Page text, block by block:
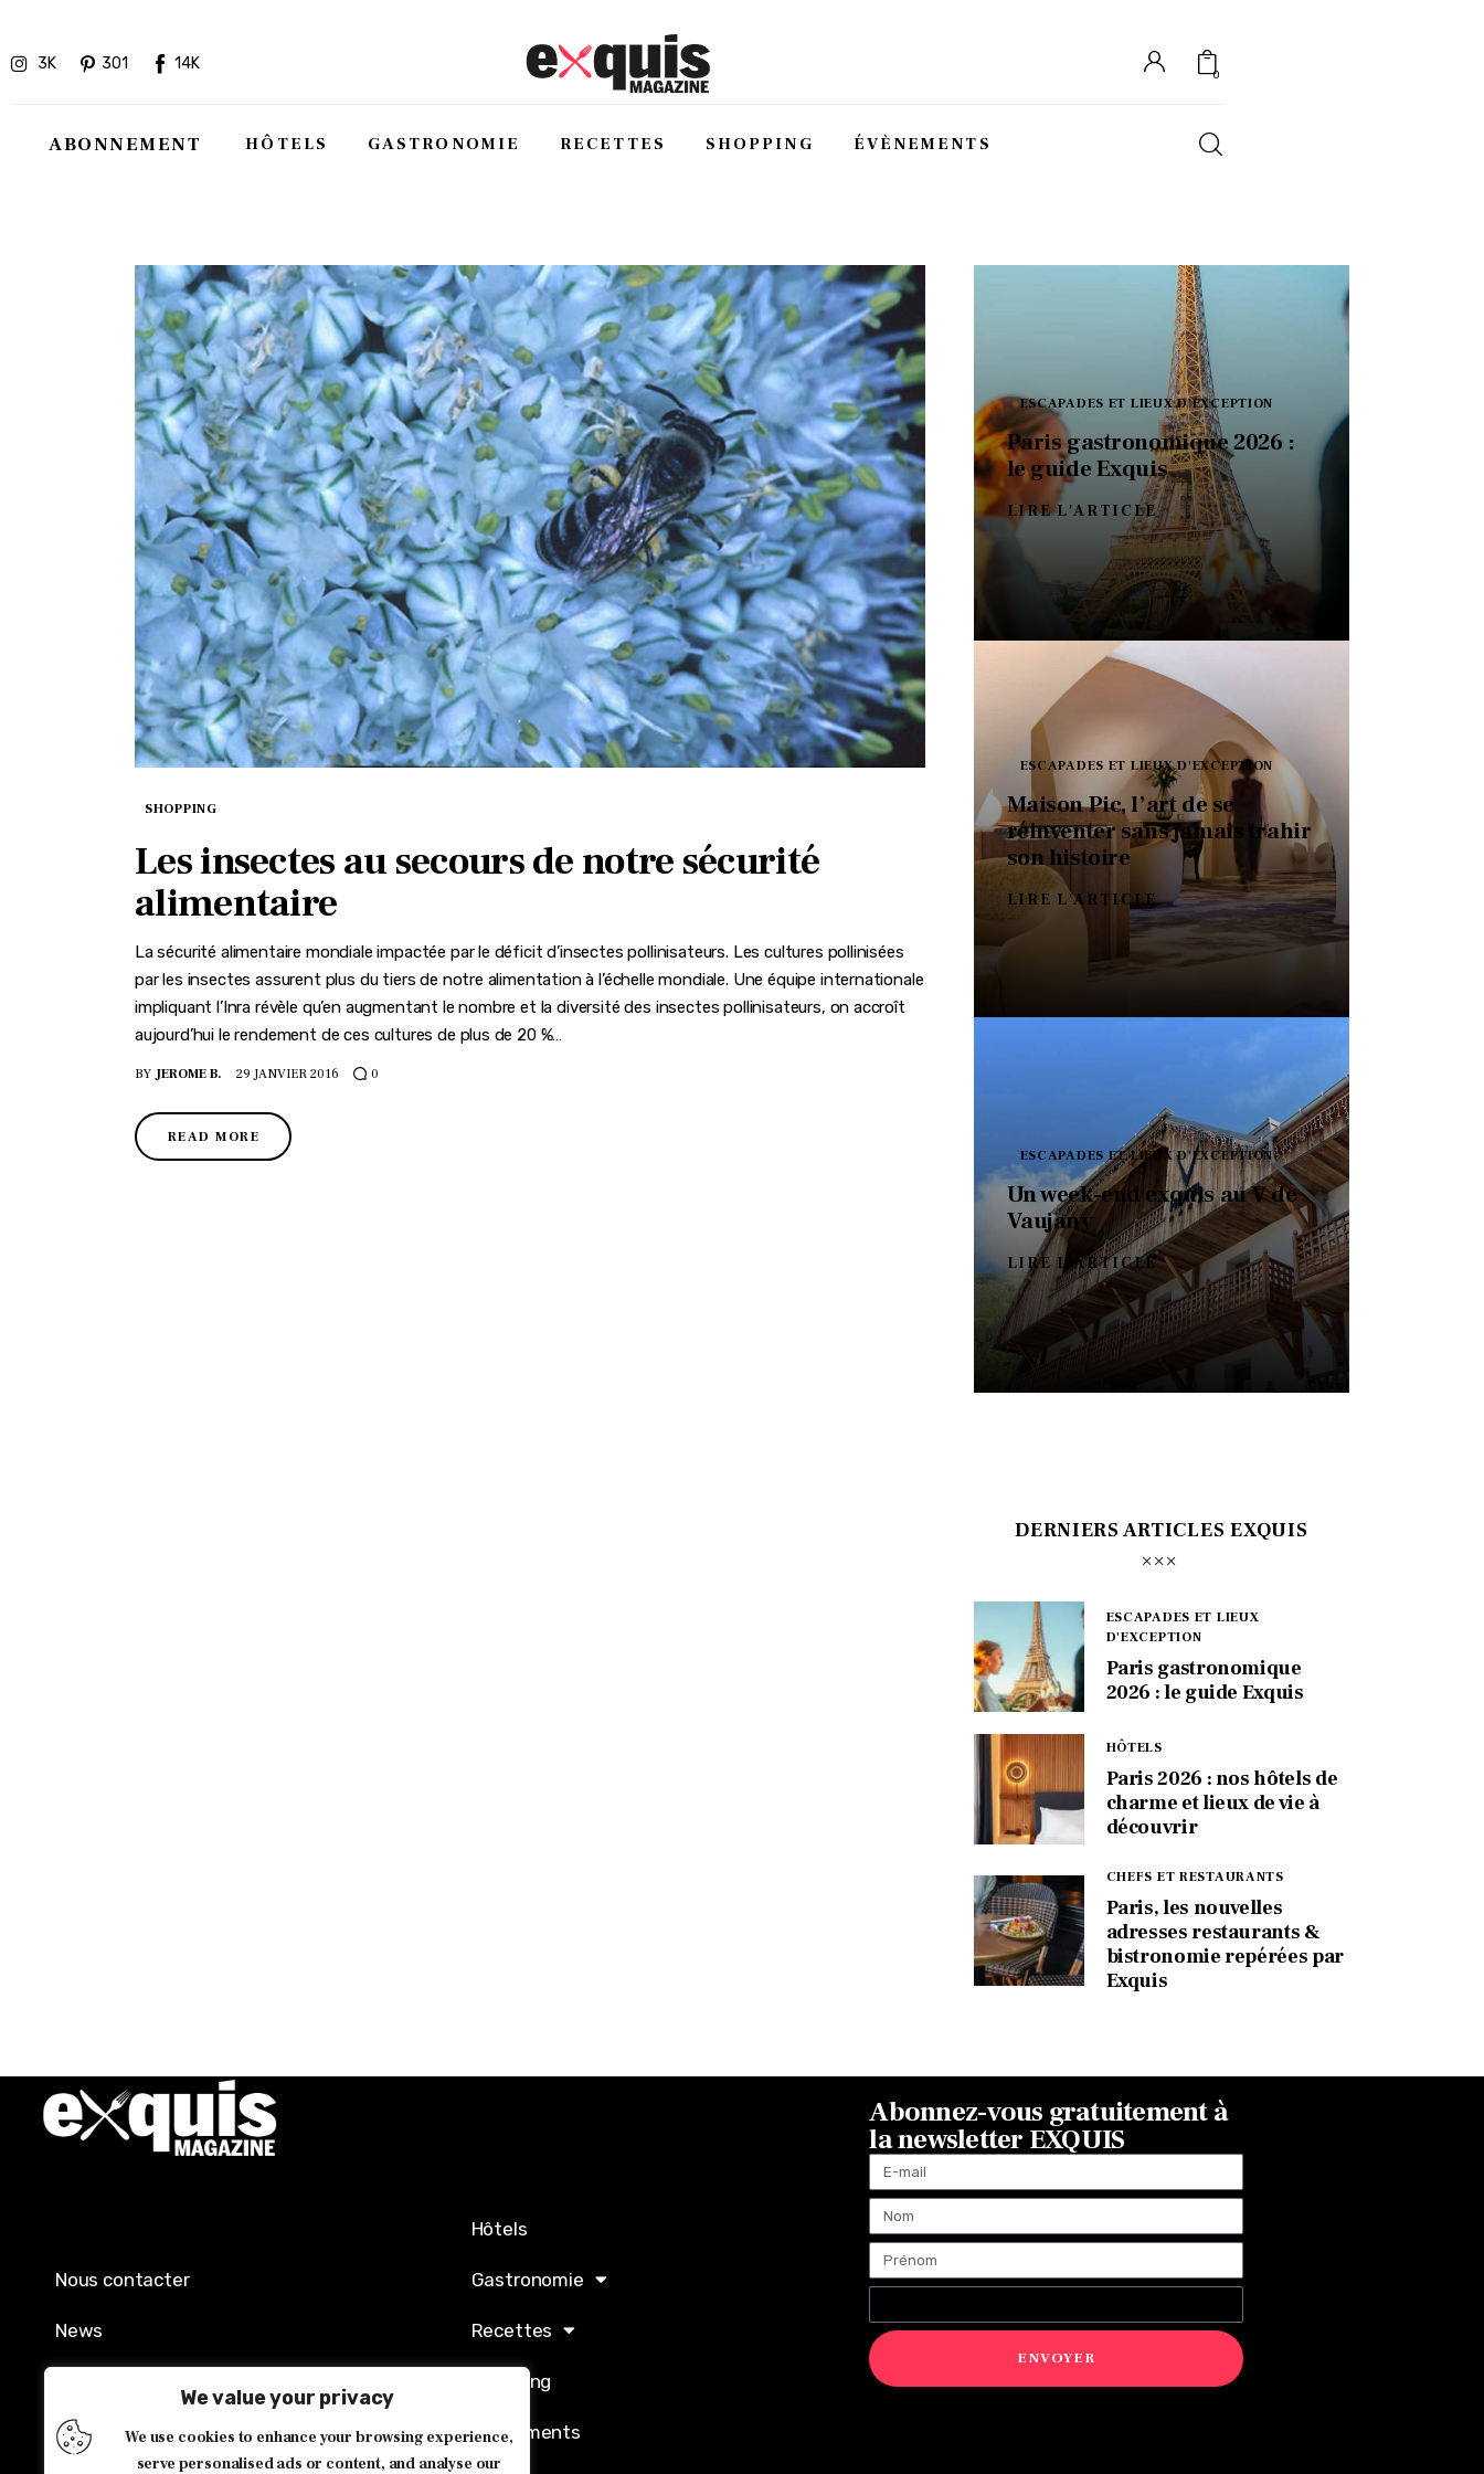
We value your privacy
We use cookies to enhance your browsing experience,
serve personalised ads or content, and analyse our
3K 301 14K
0
ABONNEMENT HÔTELS GASTRONOMIE RECETTES SHOPPING ÉVÈNEMENTS
Gastronomie
Recettes
SHOPPING
Les insectes au secours de notre sécurité
alimentaire
La sécurité alimentaire mondiale impactée par le déficit d’insectes pollinisateurs. Les cultures pollinisées
par les insectes assurent plus du tiers de notre alimentation à l’échelle mondiale. Une équipe internationale
impliquant l’Inra révèle qu’en augmentant le nombre et la diversité des insectes pollinisateurs, on accroît
aujourd’hui le rendement de ces cultures de plus de 20 %…
BY JEROME B. 29 JANVIER 2016 0
READ MORE
ESCAPADES ET LIEUX D'EXCEPTION
Paris gastronomique 2026 :
le guide Exquis
LIRE L'ARTICLE
ESCAPADES ET LIEUX D'EXCEPTION
Maison Pic, l’art de se
réinventer sans jamais trahir
son histoire
LIRE L'ARTICLE
ESCAPADES ET LIEUX D'EXCEPTION
Un week-end exquis au V de
Vaujany
LIRE L'ARTICLE
DERNIERS ARTICLES EXQUIS
ESCAPADES ET LIEUX
D'EXCEPTION
Paris gastronomique
2026 : le guide Exquis
HÔTELS
Paris 2026 : nos hôtels de
charme et lieux de vie à
découvrir
CHEFS ET RESTAURANTS
Paris, les nouvelles
adresses restaurants &
bistronomie repérées par
Exquis
Nous contacter
News
Politique de confidentialité
Hôtels
Gastronomie
Recettes
Shopping
Évènements
Abonnez-vous gratuitement à
la newsletter EXQUIS
ENVOYER